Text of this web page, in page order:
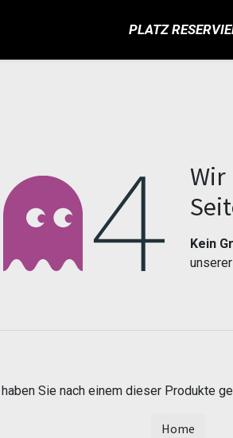
PLATZ
Wir
Kein
Sie nach einem dieser Produkte
Home